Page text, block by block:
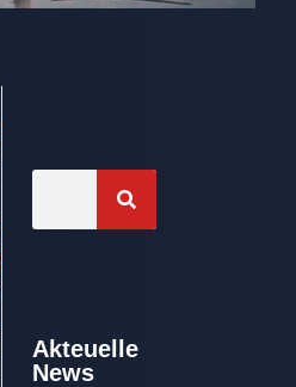
Akteuelle
News